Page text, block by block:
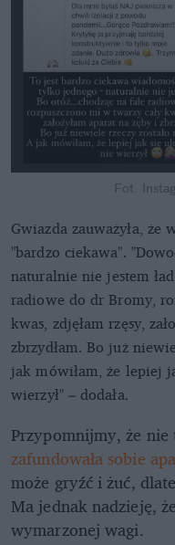
Fot.
Gwiazda zauważyła,
"bardzo ciekawa".
naturalnie nie jestem
radiowe do dr Bromy,
kwas, zdjęłam rzęsy,
zbrzydłam. Bo już
jak mówiłam, że lepiej
wierzył" – dodała.
Przypomnijmy, że
zafundowała sobie
może gryźć i żuć,
Ma jednak nadzieję,
wymarzonej wagi.